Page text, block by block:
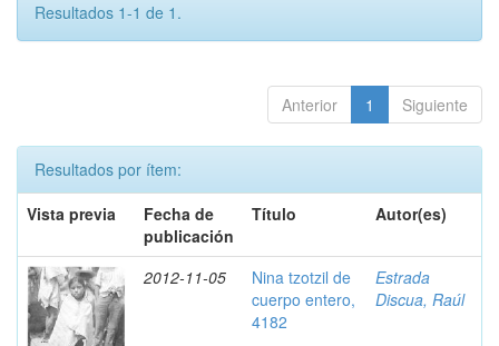
Resultados 1-1 de 1.
Anterior 1 Siguiente
Resultados por ítem:
Vista previa
Fecha de
publicación
Título Autor(es)
2012-11-05
Nina tzotzil de
cuerpo entero,
4182
Estrada
Discua, Raúl